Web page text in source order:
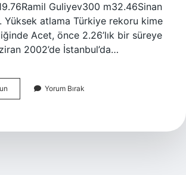
Guliyev300 m32.46Sinan
Yüksek atlama Türkiye rekoru kime
Acet, önce 2.26’lık bir süreye
2002’de İstanbul’da…
Atlama
Kaç
Yorum Bırak